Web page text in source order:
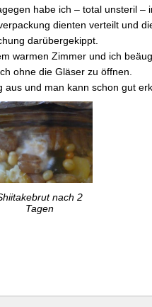
habe ich – total unsteril –
dienten verteilt und
darübergekippt.
warmen Zimmer und ich
ohne die Gläser zu öffnen.
aus und man kann schon gut
nach 2
Tagen